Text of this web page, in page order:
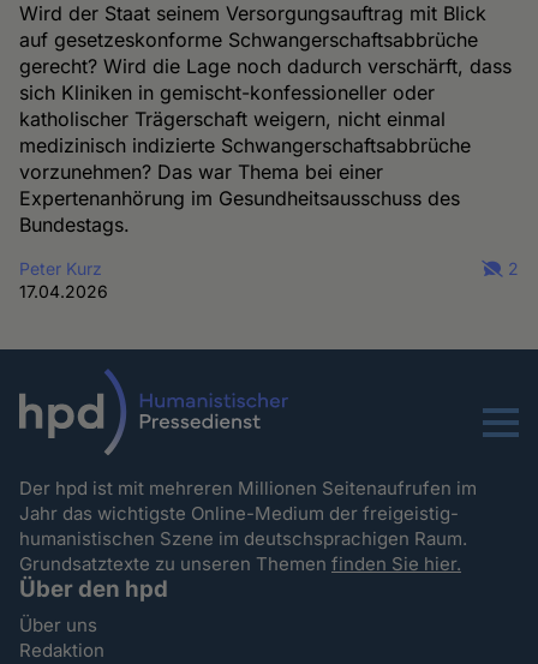
Wird der Staat seinem Versorgungsauftrag mit Blick
auf gesetzeskonforme Schwangerschaftsabbrüche
gerecht? Wird die Lage noch dadurch verschärft, dass
sich Kliniken in gemischt-konfessioneller oder
katholischer Trägerschaft weigern, nicht einmal
medizinisch indizierte Schwangerschaftsabbrüche
vorzunehmen? Das war Thema bei einer
Expertenanhörung im Gesundheitsausschuss des
Bundestags.
Peter Kurz
17.04.2026
2
Menu
Der hpd ist mit mehreren Millionen Seitenaufrufen im
Jahr das wichtigste Online-Medium der freigeistig-
humanistischen Szene im deutschsprachigen Raum.
Grundsatztexte zu unseren Themenfinden Sie hier.
Über den hpd
Über uns
Redaktion